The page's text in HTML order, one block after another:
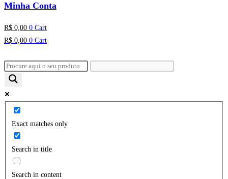
Minha Conta
R$ 0,00 0 Cart
R$ 0,00 0 Cart
Exact matches only
Search in title
Search in content